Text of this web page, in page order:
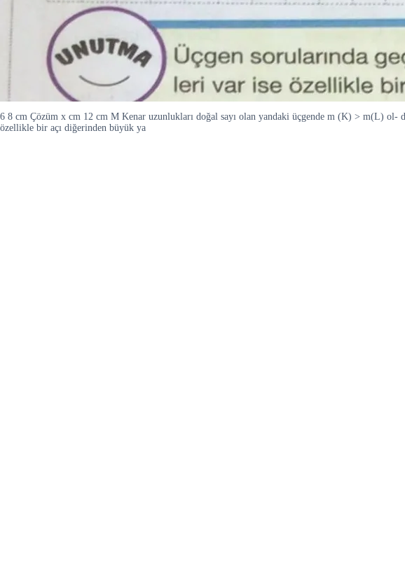
6 8 cm Çözüm x cm 12 cm M Kenar uzunlukları doğal sayı olan yandaki üçgende m (K) > m(L) ol-
özellikle bir açı diğerinden büyük ya